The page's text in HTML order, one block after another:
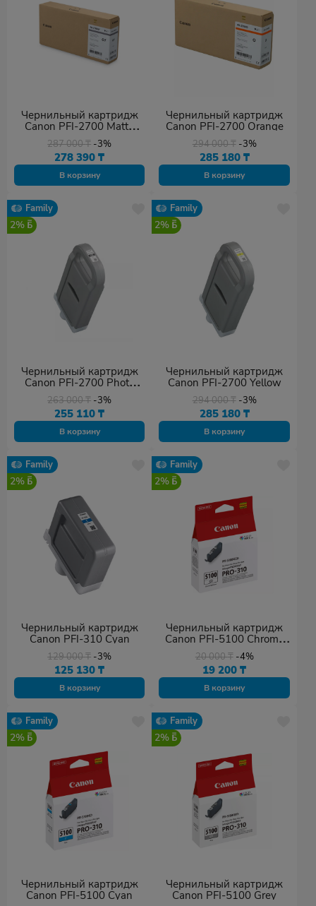
Чернильный картридж
Canon PFI-2700 Matte
Black
287 000₸ -3%
278 390₸
В корзину
Чернильный картридж
Canon PFI-2700 Orange
294 000₸ -3%
285 180 ₸
В корзину
Family
2%
Чернильный картридж
Canon PFI-2700 Photo
Black
263 000₸ -3%
255 110₸
В корзину
Family
2%
Чернильный картридж
Canon PFI-2700 Yellow
294 000₸ -3%
285 180 ₸
В корзину
Family
2%
Чернильный картридж
Canon PFI-310 Cyan
129 000₸ -3%
125 130₸
В корзину
Family
2%
Чернильный картридж
Canon PFI-5100 Chroma
Optimizer
20 000₸ -4%
19 200₸
В корзину
Family
2%
Чернильный картридж
Canon PFI-5100 Cyan
Family
2%
Чернильный картридж
Canon PFI-5100 Grey